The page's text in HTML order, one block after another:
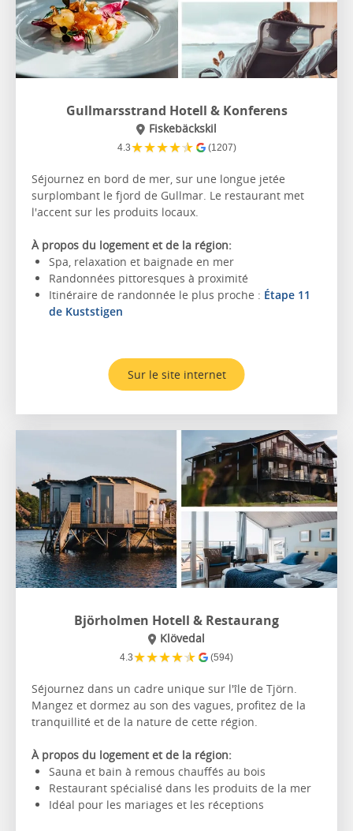
Gullmarsstrand Hotell & Konferens
Fiskebäckskil
4.3★★★★★ (1207)
Séjournez en bord de mer, sur une longue jetée
surplombant le fjord de Gullmar. Le restaurant met
l'accent sur les produits locaux.
À propos du logement et de la région:
Spa, relaxation et baignade en mer
Randonnées pittoresques à proximité
Itinéraire de randonnée le plus proche : Étape 11
de Kuststigen
Sur le site internet
Björholmen Hotell & Restaurang
Klövedal
4.3★★★★★ (594)
Séjournez dans un cadre unique sur l'île de Tjörn.
Mangez et dormez au son des vagues, profitez de la
tranquillité et de la nature de cette région.
À propos du logement et de la région:
Sauna et bain à remous chauffés au bois
Restaurant spécialisé dans les produits de la mer
Idéal pour les mariages et les réceptions